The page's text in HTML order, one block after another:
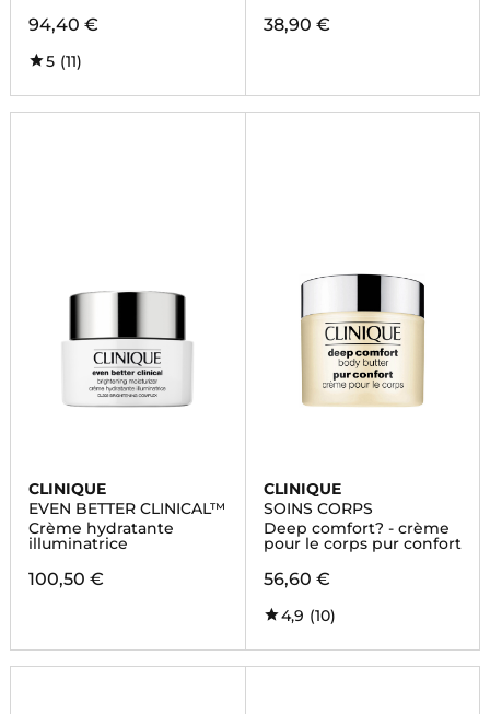
94,40 €
5 (11)
38,90 €
CLINIQUE
EVEN BETTER CLINICAL™
Crème hydratante
illuminatrice
100,50 €
CLINIQUE
SOINS CORPS
Deep comfort? - crème
pour le corps pur confort
56,60 €
4,9 (10)